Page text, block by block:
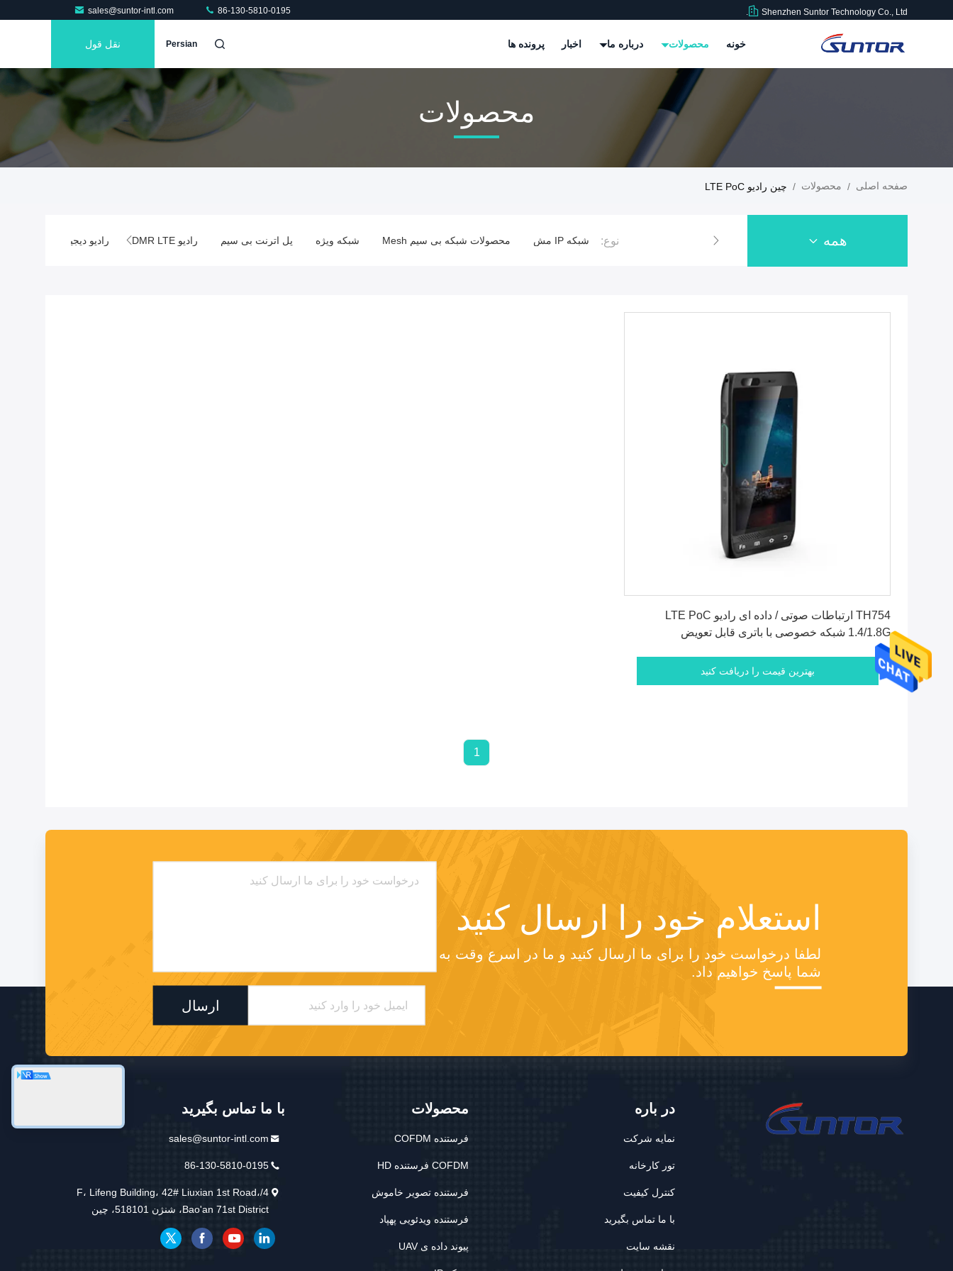
Shenzhen Suntor Technology Co., Ltd.
sales@suntor-intl.com 86-130-5810-0195
خونه محصولات درباره ما اخبار پرونده ها Persian نقل قول
محصولات
صفحه اصلی / محصولات / چین رادیو LTE PoC
همه نوع: فرستنده تصویر خاموش فرستنده ویدئویی پهپاد شبکه IP مش محصولات شبکه بی سیم Mesh شبکه ویژه پل اترنت بی سیم رادیو DMR LTE رادیو دیجیتال هیبریدی
TH754 ارتباطات صوتی / داده ای رادیو LTE PoC
1.4/1.8G شبکه خصوصی با باتری قابل تعویض
بهترین قیمت را دریافت کنید
1
استعلام خود را ارسال کنید
شما پاسخ خواهیم داد.
ارسال
در باره
نمایه شرکت
تور کارخانه
کنترل کیفیت
با ما تماس بگیرید
نقشه سایت
محصولات
فرستنده COFDM
COFDM فرستنده HD
فرستنده تصویر خاموش
فرستنده ویدئویی پهپاد
پیوند داده ی UAV
با ما تماس بگیرید
sales@suntor-intl.com
86-130-5810-0195
4/F، Lifeng Building، 42# Liuxian 1st Road،
Bao'an 71st District، شنژن 518101، چین